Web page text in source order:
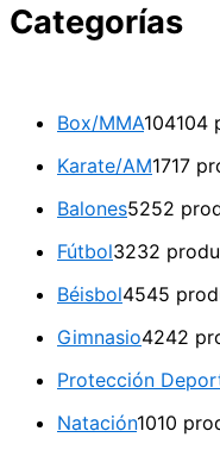
Categorías
Box/MMA104104
Karate/AM1717
Balones5252
Fútbol3232
Béisbol4545
Gimnasio4242
Protección
Natación1010